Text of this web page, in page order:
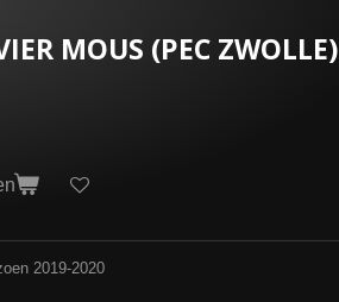
MOUS (PEC ZWOLLE)
2019-2020